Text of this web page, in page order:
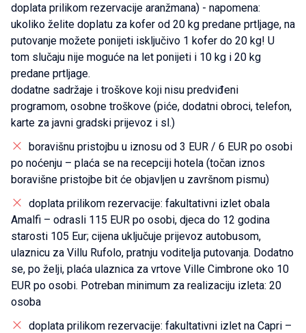
doplata prilikom rezervacije aranžmana) - napomena:
ukoliko želite doplatu za kofer od 20 kg predane prtljage, na
putovanje možete ponijeti isključivo 1 kofer do 20 kg! U
tom slučaju nije moguće na let ponijeti i 10 kg i 20 kg
predane prtljage.
dodatne sadržaje i troškove koji nisu predviđeni
programom, osobne troškove (piće, dodatni obroci, telefon,
karte za javni gradski prijevoz i sl.)
boravišnu pristojbu u iznosu od 3 EUR / 6 EUR po osobi
po noćenju – plaća se na recepciji hotela (točan iznos
boravišne pristojbe bit će objavljen u završnom pismu)
doplata prilikom rezervacije: fakultativni izlet obala
Amalfi – odrasli 115 EUR po osobi, djeca do 12 godina
starosti 105 Eur; cijena uključuje prijevoz autobusom,
ulaznicu za Villu Rufolo, pratnju voditelja putovanja. Dodatno
se, po želji, plaća ulaznica za vrtove Ville Cimbrone oko 10
EUR po osobi. Potreban minimum za realizaciju izleta: 20
osoba
doplata prilikom rezervacije: fakultativni izlet na Capri –